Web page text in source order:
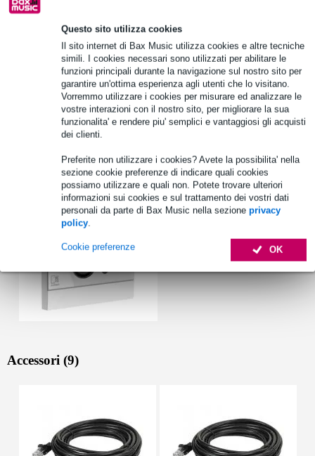
Questo sito utilizza cookies
Il sito internet di Bax Music utilizza cookies e altre tecniche
simili. I cookies necessari sono utilizzati per abilitare le
funzioni principali durante la navigazione sul nostro sito per
garantire un'ottima esperienza agli utenti che lo visitano.
Vorremmo utilizzare i cookies per misurare ed analizzare le
vostre interazioni con il nostro sito, per migliorare la sua
funzionalita' e rendere piu' semplici e vantaggiosi gli acquisti
dei clienti.
Preferite non utilizzare i cookies? Avete la possibilita' nella
sezione cookie preferenze di indicare quali cookies
possiamo utilizzare e quali non. Potete trovare ulteriori
informazioni sui cookies e sul trattamento dei vostri dati
personali da parte di Bax Music nella sezione privacy
policy.
OK
Cookie preferenze
Informazioni sul prodotto
ingressi: XLR-F (microfono), minijack da 3,5 mm (linea)
uscite: morsettiera a 8 pin
alimentazione phantom commutabile tramite dipswitch
Specifiche complete
Vedi anche (1)
Accessori (9)